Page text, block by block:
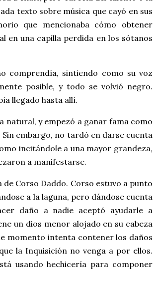
texto sobre música que cayó en sus
que mencionaba cómo obtener
en una capilla perdida en los sótanos
comprendía, sintiendo como su voz
posible, y todo se volvió negro.
llegado hasta allí.
natural, y empezó a ganar fama como
embargo, no tardó en darse cuenta
incitándole a una mayor grandeza,
a manifestarse.
Corso Daddo. Corso estuvo a punto
a la laguna, pero dándose cuenta
daño a nadie aceptó ayudarle a
un dios menor alojado en su cabeza
momento intenta contener los daños
la Inquisición no venga a por ellos.
usando hechicería para componer